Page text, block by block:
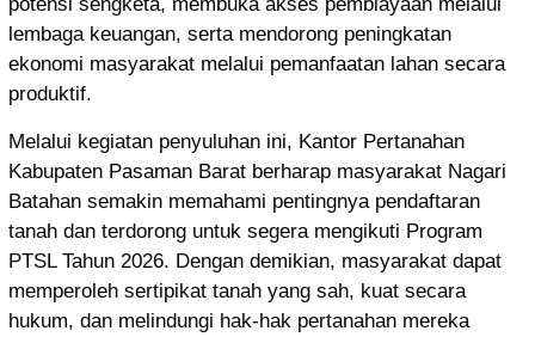
lembaga keuangan, serta mendorong peningkatan
ekonomi masyarakat melalui pemanfaatan lahan secara
produktif.
Melalui kegiatan penyuluhan ini, Kantor Pertanahan
Kabupaten Pasaman Barat berharap masyarakat Nagari
Batahan semakin memahami pentingnya pendaftaran
tanah dan terdorong untuk segera mengikuti Program
PTSL Tahun 2026. Dengan demikian, masyarakat dapat
memperoleh sertipikat tanah yang sah, kuat secara
hukum, dan melindungi hak-hak pertanahan mereka